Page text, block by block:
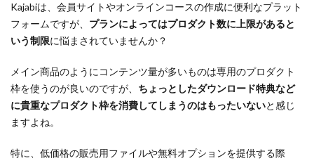
Kajabiは、会員サイトやオンラインコースの作成に便利なプラット
フォームですが、 プランによってはプロダクト数に上限があると
いう制限に悩まされていませんか？
メイン商品のようにコンテンツ量が多いものは専用のプロダクト
枠を使うのが良いのですが、 ちょっとしたダウンロード特典など
に貴重なプロダクト枠を消費してしまうのはもったいないと感じ
ますよね。
特に、低価格の販売用ファイルや無料オプションを提供する際